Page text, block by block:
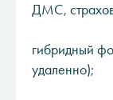
ДМС,
гибридный
удаленно);